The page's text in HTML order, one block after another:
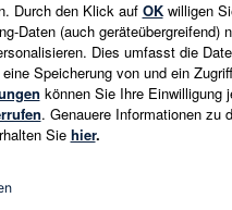
E-Mail-Adresse eingeben
Es gelten die Datenschutzrichtlinien